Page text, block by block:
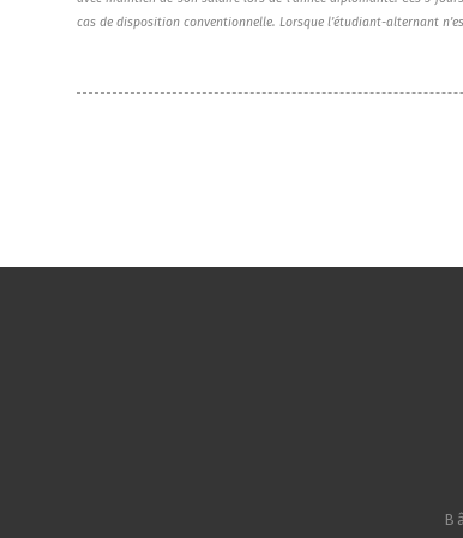
cas de disposition conventionnelle. Lorsque l’étudiant-alternant